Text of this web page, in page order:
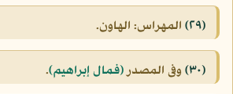
(٢٩) المهراس: الهاون.
(٣٠) وفى المصدر(فمال إبراهيم).